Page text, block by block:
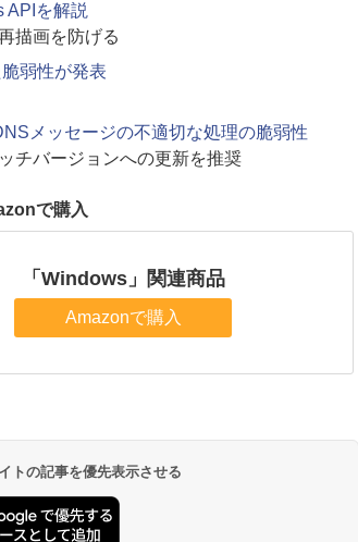
APIを解説
描画を防げる
弱性が発表
メッセージの不適切な処理の脆弱性
チバージョンへの更新を推奨
で購入
「Windows」関連商品
Amazonで購入
トの記事を優先表示させる